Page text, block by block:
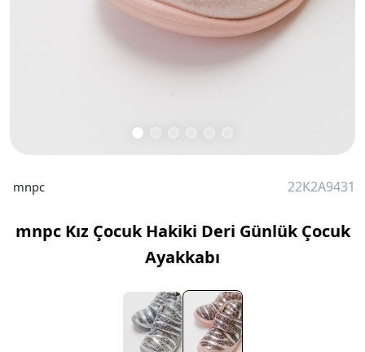
mnpc 22K2A9431
mnpc Kız Çocuk Hakiki Deri Günlük Çocuk
Ayakkabı